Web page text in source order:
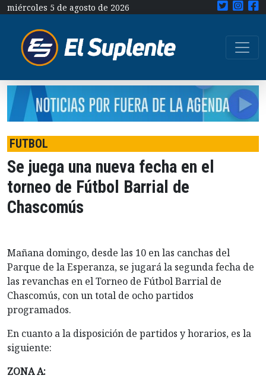
miércoles 5 de agosto de 2026
FUTBOL
Se juega una nueva fecha en el
torneo de Fútbol Barrial de
Chascomús
Mañana domingo, desde las 10 en las canchas del
Parque de la Esperanza, se jugará la segunda fecha de
las revanchas en el Torneo de Fútbol Barrial de
Chascomús, con un total de ocho partidos
programados.
En cuanto a la disposición de partidos y horarios, es la
siguiente:
ZONA A: